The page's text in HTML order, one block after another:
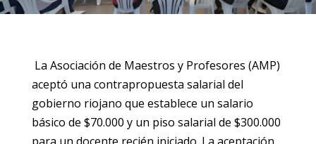
La Asociación de Maestros y Profesores (AMP)
aceptó una contrapropuesta salarial del
gobierno riojano que establece un salario
básico de $70.000 y un piso salarial de $300.000
para un docente recién iniciado. La aceptación